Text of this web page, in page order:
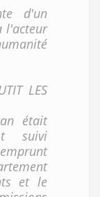
d'un
l'acteur
LES
était
suivi
et le